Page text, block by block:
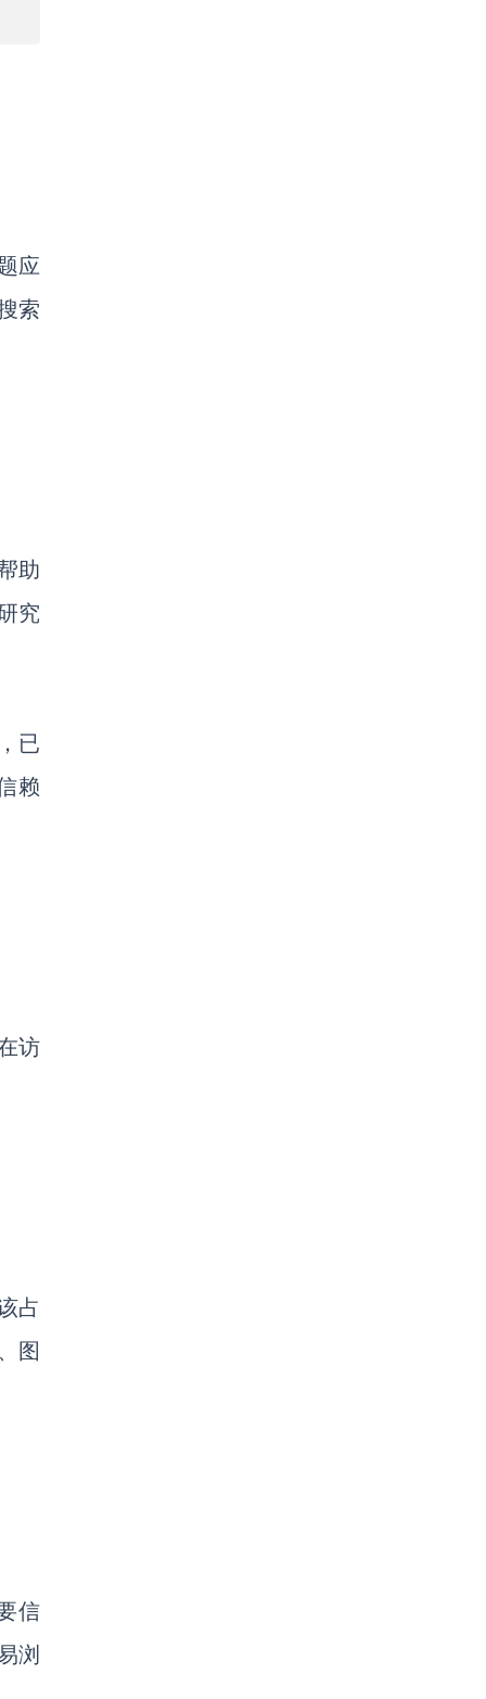
应
索
助
究
已
赖
访
占
图
信
浏